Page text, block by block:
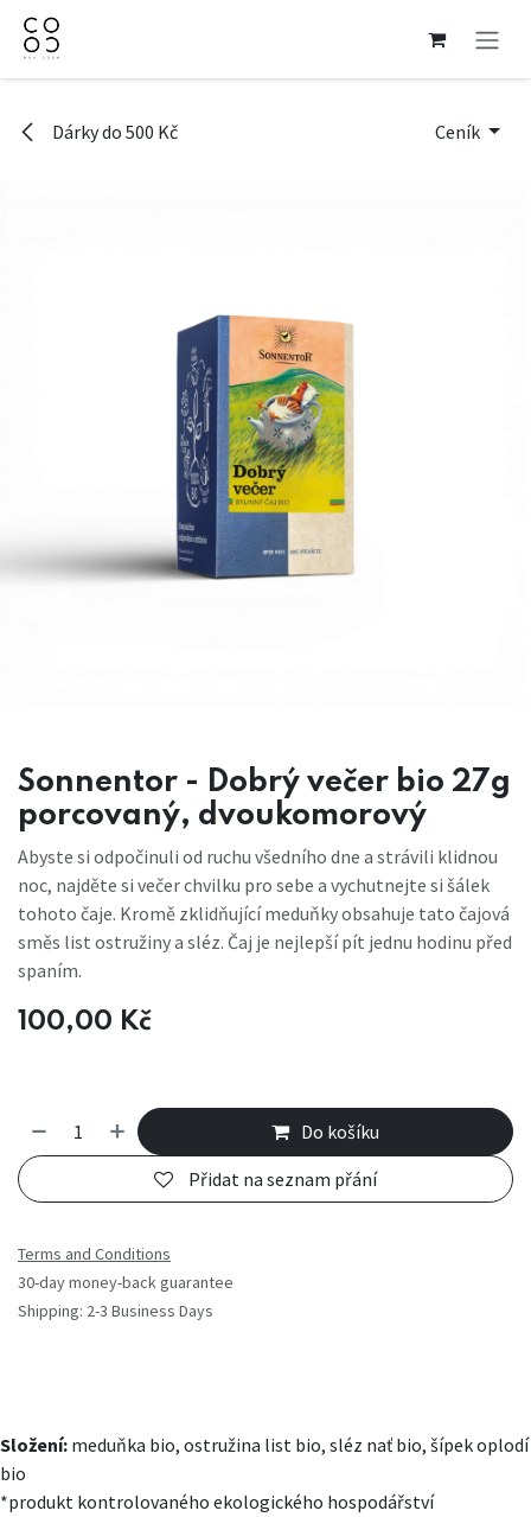
Přejít na obsah
Dárky do 500 Kč Ceník
Sonnentor - Dobrý večer bio 27g
porcovaný, dvoukomorový
Abyste si odpočinuli od ruchu všedního dne a strávili klidnou
noc, najděte si večer chvilku pro sebe a vychutnejte si šálek
tohoto čaje. Kromě zklidňující meduňky obsahuje tato čajová
směs list ostružiny a sléz. Čaj je nejlepší pít jednu hodinu před
spaním.
100,00 Kč
Do košíku
Přidat na seznam přání
Terms and Conditions
30-day money-back guarantee
Shipping: 2-3 Business Days
Složení: meduňka bio, ostružina list bio, sléz nať bio, šípek oplodí
bio
*produkt kontrolovaného ekologického hospodářství